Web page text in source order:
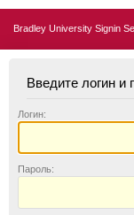
Bradley University Signin
Введите логин и
Логин:
Пароль: